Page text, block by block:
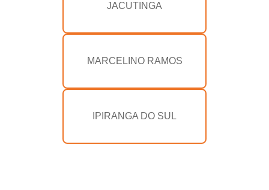
JACUTINGA
MARCELINO RAMOS
IPIRANGA DO SUL